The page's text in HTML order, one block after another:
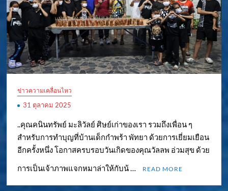
ข่าวความเคลื่อนไหว
31 ตุลาคม 2025
..คุณคนินทรัพย์ มะลิวัลย์ ศิษย์เก่าของเรา รวมถึงเพื่อน ๆ
สำหรับการทำบุญที่บ้านเด็กกำพร้า พัทยา ด้วยการเยี่ยมเยือน
อีกครั้งหนึ่ง โอกาสครบรอบวันเกิดของคุณวัลลพ อ่วมสุข ด้วย
การเป็นเจ้าภาพแจกหมาล่าให้กับน้ …
READ MORE